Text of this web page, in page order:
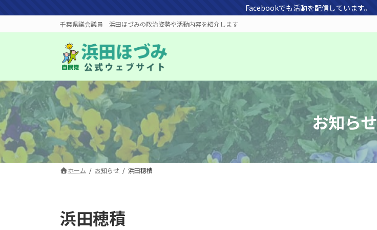
ン
テ
ス
キ
ッ
プ
ビ
ゲ
ン
に
移
動
Facebookでも活動を配信しています。
千葉県議会議員 浜田ほづみの政治姿勢や活動内容を紹介します
お知らせ
ホーム お知らせ 浜田穂積
浜田穂積